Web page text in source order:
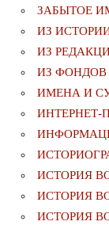
ЗАБЫТОЕ
ИЗ
ИЗ
ИЗ
ИМЕНА И
ИНТЕРНЕТ-
ИСТОРИЯ
ИСТОРИЯ
ИСТОРИЯ